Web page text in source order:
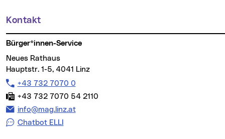
Weitere Informationen
Kontakt
Bürger*innen-Service
Neues Rathaus
Hauptstr. 1-5, 4041 Linz
Telefon:
+43 732 7070 0
Fax:
+43 732 7070 54 2110
E-Mail Adresse:
info@mag.linz.at
Chatbot ELLI